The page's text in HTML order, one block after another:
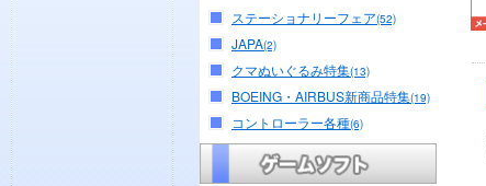
ステーショナリーフェア(52)
JAPA(2)
クマぬいぐるみ特集(13)
BOEING・AIRBUS新商品特集(19)
コントローラー各種(6)